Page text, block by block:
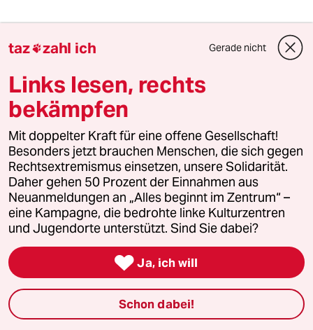
2 Streit um Rente mit 63
3 Drohnenvorfall am Leipziger Flughafen
Das Zeitalter der elektronischen
Kriegsführung
4 Über die geschlechtergerechte Stadt
„Die Stadt ist gemacht für den weißen
5 Bundeszentrale für politische Bildung
Zurück zu den antikommunistischen
taz zahl ich Gerade nicht
Links lesen, rechts
bekämpfen
Mit doppelter Kraft für eine offene Gesellschaft!
Besonders jetzt brauchen Menschen, die sich gegen
Rechtsextremismus einsetzen, unsere Solidarität.
Daher gehen 50 Prozent der Einnahmen aus
Neuanmeldungen an „Alles beginnt im Zentrum“ –
eine Kampagne, die bedrohte linke Kulturzentren
und Jugendorte unterstützt. Sind Sie dabei?
 Ja, ich will
Schon dabei!